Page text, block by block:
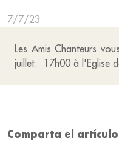
7/7/23
Les Amis Chanteurs
juillet. 17h00 à l'Eglise
Comparta el artículo